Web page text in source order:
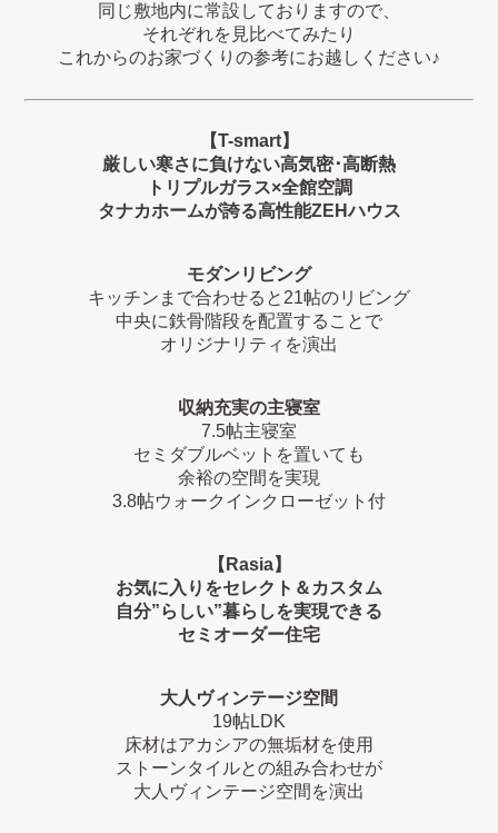
同じ敷地内に常設しておりますので、
それぞれを見比べてみたり
これからのお家づくりの参考にお越しください♪
【T-smart】
厳しい寒さに負けない高気密･高断熱
トリプルガラス×全館空調
タナカホームが誇る高性能ZEHハウス
モダンリビング
キッチンまで合わせると21帖のリビング
中央に鉄骨階段を配置することで
オリジナリティを演出
収納充実の主寝室
7.5帖主寝室
セミダブルベットを置いても
余裕の空間を実現
3.8帖ウォークインクローゼット付
【Rasia】
お気に入りをセレクト＆カスタム
自分”らしい”暮らしを実現できる
セミオーダー住宅
大人ヴィンテージ空間
19帖LDK
床材はアカシアの無垢材を使用
ストーンタイルとの組み合わせが
大人ヴィンテージ空間を演出